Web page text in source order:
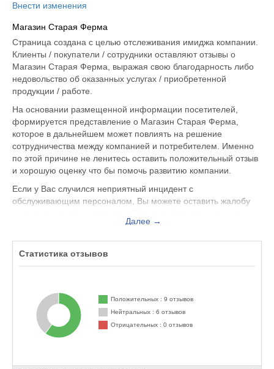
Внести изменения
Магазин Старая Ферма
Страница создана с целью отслеживания имиджа компании.
Клиенты / покупатели / сотрудники оставляют отзывы о
Магазин Старая Ферма, выражая свою благодарность либо
недовольство об оказанных услугах / приобретенной
продукции / работе.
На основании размещенной информации посетителей,
формируется представление о Магазин Старая Ферма,
которое в дальнейшем может повлиять на решение
сотрудничества между компанией и потребителем. Именно
по этой причине не ленитесь оставить положительный отзыв
и хорошую оценку что бы помочь развитию компании.
Если у Вас случился неприятный инцидент с
обслуживающим персоналом, Вы можете оставить жалобу
Представитель организации ответит на Ваш отзыв и примет
Магазин Старая Ферма находится по адресу Москва 2-я
Институтская ул. д. 6, стр. 7, вы можете поделиться
посетителями.
Далее →
Статистика отзывов
Положительных : 9 отзывов
Нейтральных : 6 отзывов
Отрицательных : 0 отзывов